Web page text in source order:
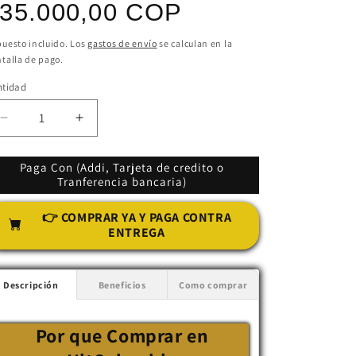
COP
incluido. Los gastos de envío se calculan en la
de pago.
Reducir
cantidad
para
Picador
manual
ajos
Aumentar
cantidad
para
Picador
manual
ajos
Paga Con (Addi, Tarjeta de credito o
Tranferencia bancaria)
👉 COMPRAR YA Y PAGA CONTRA
ENTREGA
Descripción Beneficios Como comprar
Por que Comprar en